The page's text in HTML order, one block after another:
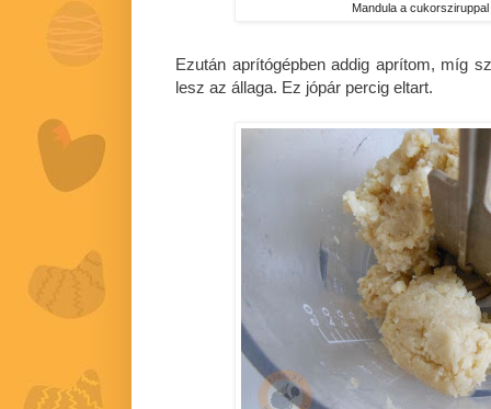
Mandula a
Ezután aprítógépben addig aprítom, míg
lesz az állaga. Ez jópár percig eltart.